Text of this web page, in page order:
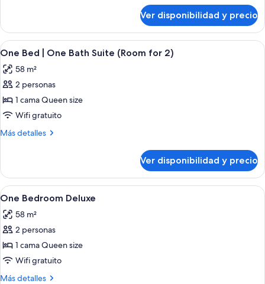
ciudad
Deluxe,
habitación,
a
la
Ver disponibilidad y precio
Ver
todas
las
fotos
de
One
Bed
Bath
Suite
(Room
for
2)
Una cama bien hecha con ropa
21
One Bed | One Bath Suite (Room for 2)
58 m²
2 personas
1 cama Queen size
Wifi gratuito
Más detalles
Más
Bed
One
Suite
(Room
2)
Ver disponibilidad y precio
Ver
todas
las
fotos
de
One
Bedroom
Un dormitorio con una cama
32
One Bedroom Deluxe
58 m²
2 personas
1 cama Queen size
Wifi gratuito
Más detalles
Más